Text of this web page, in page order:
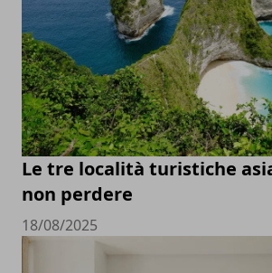
Le tre località turistiche
non perdere
18/08/2025